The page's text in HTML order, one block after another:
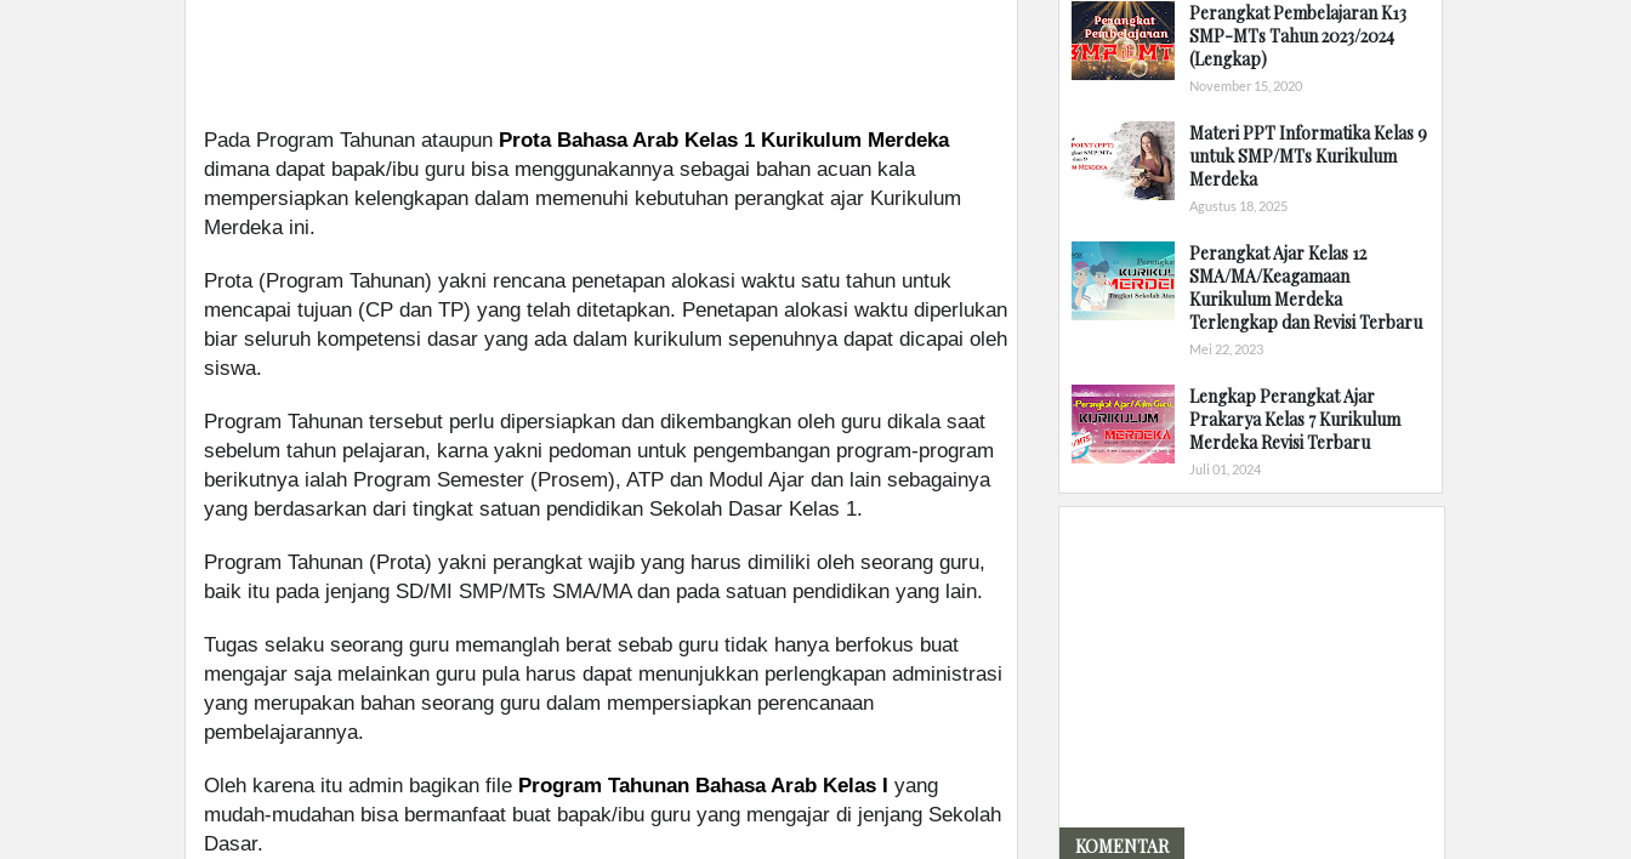
Pada Program Tahunan ataupun Prota Bahasa Arab Kelas 1 Kurikulum Merdeka
dimana dapat bapak/ibu guru bisa menggunakannya sebagai bahan acuan kala
mempersiapkan kelengkapan dalam memenuhi kebutuhan perangkat ajar Kurikulum
Merdeka ini.
Prota (Program Tahunan) yakni rencana penetapan alokasi waktu satu tahun untuk
mencapai tujuan (CP dan TP) yang telah ditetapkan. Penetapan alokasi waktu diperlukan
biar seluruh kompetensi dasar yang ada dalam kurikulum sepenuhnya dapat dicapai oleh
siswa.
Program Tahunan tersebut perlu dipersiapkan dan dikembangkan oleh guru dikala saat
sebelum tahun pelajaran, karna yakni pedoman untuk pengembangan program-program
berikutnya ialah Program Semester (Prosem), ATP dan Modul Ajar dan lain sebagainya
yang berdasarkan dari tingkat satuan pendidikan Sekolah Dasar Kelas 1.
Program Tahunan (Prota) yakni perangkat wajib yang harus dimiliki oleh seorang guru,
baik itu pada jenjang SD/MI SMP/MTs SMA/MA dan pada satuan pendidikan yang lain.
Tugas selaku seorang guru memanglah berat sebab guru tidak hanya berfokus buat
mengajar saja melainkan guru pula harus dapat menunjukkan perlengkapan administrasi
yang merupakan bahan seorang guru dalam mempersiapkan perencanaan
pembelajarannya.
Oleh karena itu admin bagikan file Program Tahunan Bahasa Arab Kelas I yang
mudah-mudahan bisa bermanfaat buat bapak/ibu guru yang mengajar di jenjang Sekolah
Dasar.
Perangkat Pembelajaran K13
SMP-MTs Tahun 2023/2024
(Lengkap)
November 15, 2020
Materi PPT Informatika Kelas 9
untuk SMP/MTs Kurikulum
Merdeka
Agustus 18, 2025
Perangkat Ajar Kelas 12
SMA/MA/Keagamaan
Kurikulum Merdeka
Terlengkap dan Revisi Terbaru
Mei 22, 2023
Lengkap Perangkat Ajar
Prakarya Kelas 7 Kurikulum
Merdeka Revisi Terbaru
Juli 01, 2024
KOMENTAR